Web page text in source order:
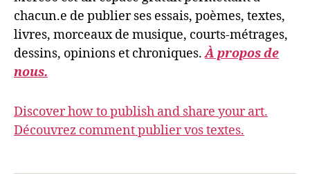
chacun.e de publier ses essais, poèmes, textes,
livres, morceaux de musique, courts-métrages,
dessins, opinions et chroniques.À propos de
nous.
Discover how to publish and share your art.
Découvrez comment publier vos textes.